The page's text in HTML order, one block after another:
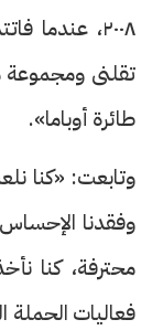
٢٠٠٨، عندما
تقلنى ومجموعة
طائرة أوباما».
وتابعت: «كنا
وفقدنا
محترفة، كنا
فعاليات الحملة